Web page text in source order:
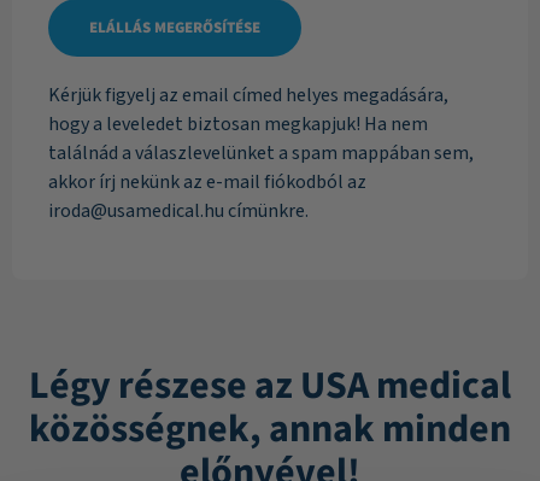
ELÁLLÁS MEGERŐSÍTÉSE
Kérjük figyelj az email címed helyes megadására,
hogy a leveledet biztosan megkapjuk! Ha nem
találnád a válaszlevelünket a spam mappában sem,
akkor írj nekünk az e-mail fiókodból az
iroda@usamedical.hu címünkre.
Légy részese az USA medical
közösségnek, annak minden